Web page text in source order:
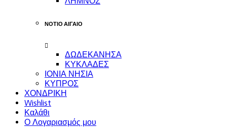
ΝΟΤΙΟ ΑΙΓΑΙΟ
ΔΩΔΕΚΑΝΗΣΑ
ΚΥΚΛΑΔΕΣ
ΙΟΝΙΑ ΝΗΣΙΑ
ΚΥΠΡΟΣ
ΧΟΝΔΡΙΚΗ
Wishlist
Καλάθι
Ο Λογαριασμός μου